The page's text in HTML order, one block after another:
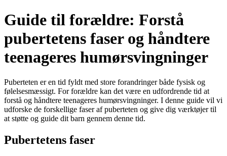
Guide til forældre: Forstå
pubertetens faser og håndtere
teenageres humørsvingninger
Puberteten er en tid fyldt med store forandringer både fysisk og
følelsesmæssigt. For forældre kan det være en udfordrende tid at
forstå og håndtere teenageres humørsvingninger. I denne guide vil vi
udforske de forskellige faser af puberteten og give dig værktøjer til
at støtte og guide dit barn gennem denne tid.
Pubertetens faser